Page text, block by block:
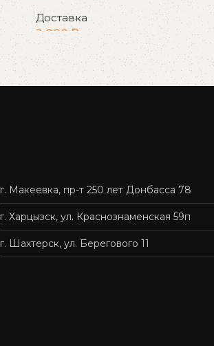
Доставка
2 000 ₽
В корзину
г. Макеевка, пр-т 250 лет Донбасса 78
г. Харцызск, ул. Краснознаменская 59п
г. Шахтерск, ул. Берегового 11